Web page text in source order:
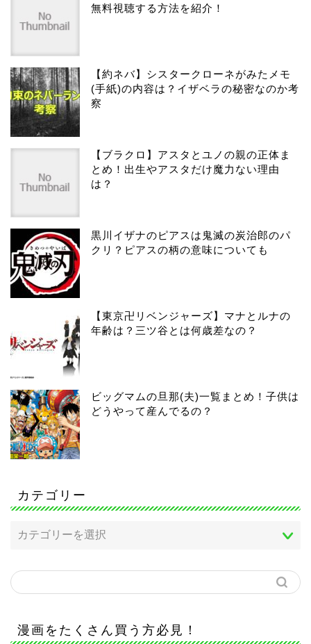
無料視聴する方法を紹介！
【約ネバ】シスタークローネがみたメモ
(手紙)の内容は？イザベラの秘密なのか考
察
【ブラクロ】アスタとユノの親の正体ま
とめ！出生やアスタだけ魔力ない理由
は？
黒川イザナのピアスは鬼滅の炭治郎のパ
クリ？ピアスの柄の意味についても
【東京卍リベンジャーズ】マナとルナの
年齢は？三ツ谷とは何歳差なの？
ビッグマムの旦那(夫)一覧まとめ！子供は
どうやって産んでるの？
カテゴリー
漫画をたくさん買う方必見！